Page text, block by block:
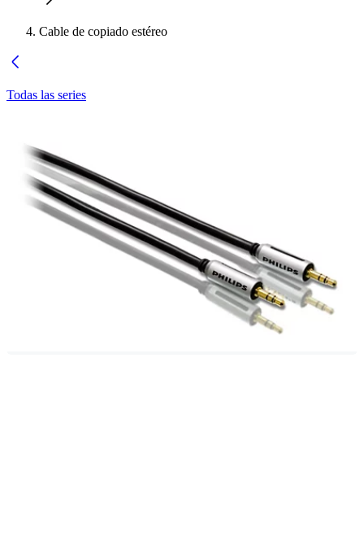
Cable de copiado estéreo
Todas las series